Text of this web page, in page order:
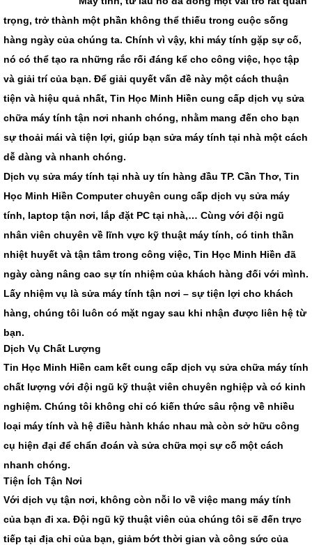
trọng, trở thành một phần không thể thiếu trong cuộc sống
hàng ngày của chúng ta. Chính vì vậy, khi máy tính gặp sự cố,
nó có thể tạo ra những rắc rối đáng kể cho công việc, học tập
và giải trí của bạn. Để giải quyết vấn đề này một cách thuận
tiện và hiệu quả nhất, Tin Học Minh Hiền cung cấp dịch vụ sửa
chữa máy tính tận nơi nhanh chóng, nhằm mang đến cho bạn
sự thoải mái và tiện lợi, giúp bạn sửa máy tính tại nhà một cách
dễ dàng và nhanh chóng.
Dịch vụ sửa máy tính tại nhà uy tín hàng đầu TP. Cần Thơ, Tin
Học Minh Hiền Computer chuyên cung cấp dịch vụ sửa máy
tính, laptop tận nơi, lắp đặt PC tại nhà,… Cùng với đội ngũ
nhân viên chuyên về lĩnh vực kỹ thuật máy tính, có tinh thần
nhiệt huyết và tận tâm trong công việc, Tin Học Minh Hiền đã
ngày càng nâng cao sự tín nhiệm của khách hàng đối với mình.
Lấy nhiệm vụ là sửa máy tính tận nơi – sự tiện lợi cho khách
hàng, chúng tôi luôn có mặt ngay sau khi nhận được liên hệ từ
bạn.
Dịch Vụ Chất Lượng
Tin Học Minh Hiền cam kết cung cấp dịch vụ sửa chữa máy tính
chất lượng với đội ngũ kỹ thuật viên chuyên nghiệp và có kinh
nghiệm. Chúng tôi không chỉ có kiến thức sâu rộng về nhiều
loại máy tính và hệ điều hành khác nhau mà còn sở hữu công
cụ hiện đại để chẩn đoán và sửa chữa mọi sự cố một cách
nhanh chóng.
Tiện Ích Tận Nơi
Với dịch vụ tận nơi, không còn nỗi lo về việc mang máy tính
của bạn đi xa. Đội ngũ kỹ thuật viên của chúng tôi sẽ đến trực
tiếp tại địa chỉ của bạn, giảm bớt thời gian và công sức của